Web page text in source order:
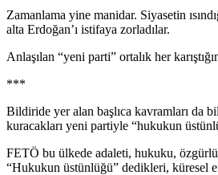
Zamanlama yine manidar. Siyasetin
alta Erdoğan’ı istifaya zorladılar.
Anlaşılan “yeni parti” ortalık her
***
Bildiride yer alan başlıca kavramları da
kuracakları yeni partiyle “hukukun
FETÖ bu ülkede adaleti, hukuku,
“Hukukun üstünlüğü” dedikleri, küresel